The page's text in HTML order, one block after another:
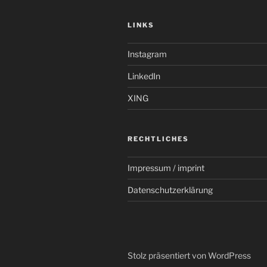
LINKS
Instagram
LinkedIn
XING
RECHTLICHES
Impressum / imprint
Datenschutzerklärung
Stolz präsentiert von WordPress